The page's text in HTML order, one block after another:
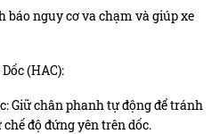
báo nguy cơ va chạm và giúp xe
(HAC):
Giữ chân phanh tự động để tránh
độ đứng yên trên dốc.